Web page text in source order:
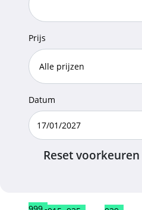
Prijs
Datum
Reset voorkeuren